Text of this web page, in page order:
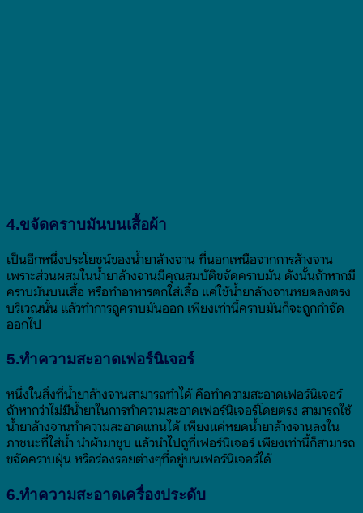
4.ขจัดคราบมันบนเสื้อผ้า
เป็นอีกหนึ่งประโยชน์ของน้ำยาล้างจาน ที่นอกเหนือจากการล้างจาน
เพราะส่วนผสมในน้ำยาล้างจานมีคุณสมบัติขจัดคราบมัน ดังนั้นถ้าหากมี
คราบมันบนเสื้อ หรือทำอาหารตกใส่เสื้อ แค่ใช้น้ำยาล้างจานหยดลงตรง
บริเวณนั้น แล้วทำการถูคราบมันออก เพียงเท่านี้คราบมันก็จะถูกกำจัด
ออกไป
5.ทำความสะอาดเฟอร์นิเจอร์
หนึ่งในสิ่งที่น้ำยาล้างจานสามารถทำได้ คือทำความสะอาดเฟอร์นิเจอร์
ถ้าหากว่าไม่มีน้ำยาในการทำความสะอาดเฟอร์นิเจอร์โดยตรง สามารถใช้
น้ำยาล้างจานทำความสะอาดแทนได้ เพียงแค่หยดน้ำยาล้างจานลงใน
ภาชนะที่ใส่น้ำ นำผ้ามาชุบ แล้วนำไปถูที่เฟอร์นิเจอร์ เพียงเท่านี้ก็สามารถ
ขจัดคราบฝุ่น หรือร่องรอยต่างๆที่อยู่บนเฟอร์นิเจอร์ได้
6.ทำความสะอาดเครื่องประดับ